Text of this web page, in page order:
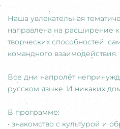
Наша увлекательная
направлена на расширение
творческих способностей,
командного взаимодействия.
Все дни напролёт
русском языке. И никаких
В программе:
• знакомство с культурой и